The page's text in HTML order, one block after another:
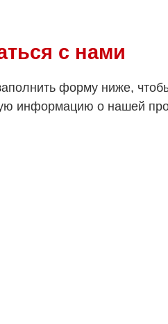
с нами
форму ниже,
информацию о нашей